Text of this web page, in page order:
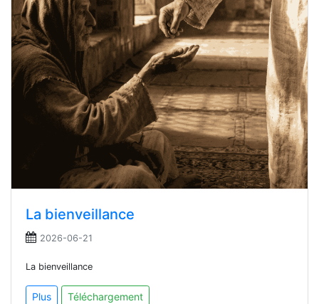
La bienveillance
2026-06-21
La bienveillance
Plus Téléchargement